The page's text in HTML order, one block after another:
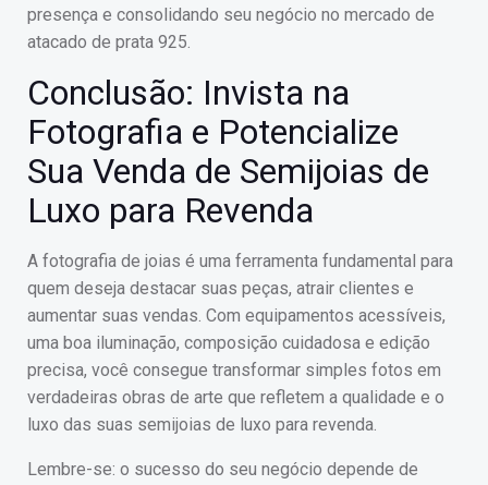
presença e consolidando seu negócio no mercado de
atacado de prata 925.
Conclusão: Invista na
Fotografia e Potencialize
Sua Venda de Semijoias de
Luxo para Revenda
A fotografia de joias é uma ferramenta fundamental para
quem deseja destacar suas peças, atrair clientes e
aumentar suas vendas. Com equipamentos acessíveis,
uma boa iluminação, composição cuidadosa e edição
precisa, você consegue transformar simples fotos em
verdadeiras obras de arte que refletem a qualidade e o
luxo das suas semijoias de luxo para revenda.
Lembre-se: o sucesso do seu negócio depende de